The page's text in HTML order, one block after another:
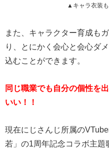
▲キャラ衣装も
また、キャラクター育成も
り、とにかく会心と会心ダ
込むことができます。
同じ職業でも自分の個性を
いい！！
現在にじさんじ所属の
若」の1周年記念コラボ主題